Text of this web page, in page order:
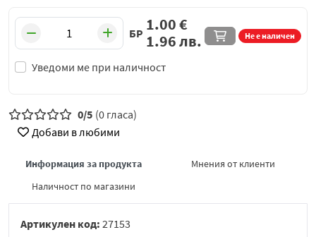
БР Не е наличен
Уведоми ме при наличност
1.00€
1.96лв.
0/5 (0 гласа)
Добави в любими
Информация за продукта
Мнения от клиенти
Наличност по магазини
Артикулен код: 27153